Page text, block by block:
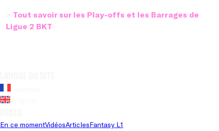
> Tout savoir sur les Play-offs et les Barrages de
Ligue 2 BKT
En ce momentVidéosArticlesFantasy L1